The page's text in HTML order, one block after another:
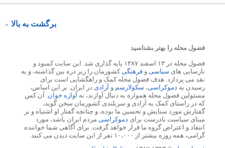
برگشت به بالا
فضول محله را بهتر بشناسید
فضول محله در ۱۳ اسفند ۱۳۸۷ پایه گذاری شد. این سایت کمبود و
نارسایی های سیاسی و فرهنگی کشورمان را زیر ذره بین گذاشته، و به
نقد می پردازد. هدف فضول محله کمک و راهگشایی است برای
رسیدن به دموکراسی، سکولارسم و آزادی در ایران. بر این اساس،
مسئولین فضول محله همواره به دنبال آوازند، نه آوازه خوان . آن کس
که در راستای کمک به آزادی و سربلندی کشورمان سخن گوید،
گفتارش مورد ستایش و تحسین ما بوده، و چنانچه گفتار او اشتباه و بر
مبنای سیاست نادرست برای دموکراسی مردم ایران باشد، مورد
انتقاد و اعتراض گروه ما قرار خواهد گرفت. برای آگاهی شما خواننده
گرامی، همه روزه بیشتر از ۱۰،۰۰۰ نفر از این سایت دیدن می کنند.